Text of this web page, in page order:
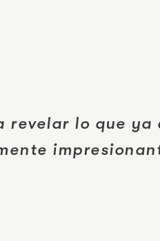
revelar lo que